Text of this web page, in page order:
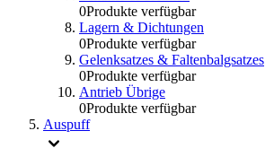
0Produkte verfügbar
Lagern & Dichtungen
0Produkte verfügbar
Gelenksatzes & Faltenbalgsatzes
0Produkte verfügbar
Antrieb Übrige
0Produkte verfügbar
Auspuff